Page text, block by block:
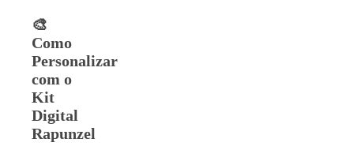
🎨
Como
Personalizar
com o
Kit
Digital
Rapunzel